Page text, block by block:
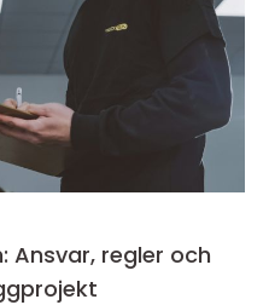
Ansvar, regler och